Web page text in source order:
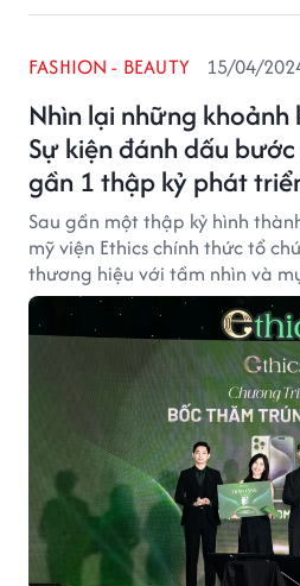
Nhìn lại những
Sự kiện đánh dấu
gần 1 thập kỷ phát
FASHION - BEAUTY 15/04/
Sau gần một thập kỷ hình
mỹ viện Ethics chính thức tổ
thương hiệu với tầm nhìn và
tiến lớn cho khát vọng trở
thẩm mỹ viện top đầu tại Việt